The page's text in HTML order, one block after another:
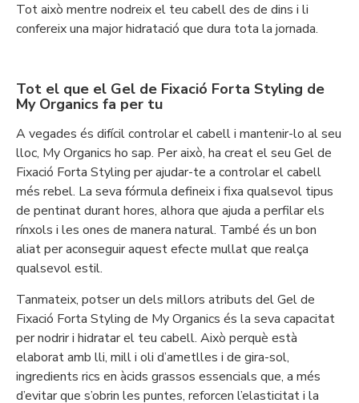
Tot això mentre nodreix el teu cabell des de dins i li
confereix una major hidratació que dura tota la jornada.
Tot el que el Gel de Fixació Forta Styling de
My Organics fa per tu
A vegades és difícil controlar el cabell i mantenir-lo al seu
lloc, My Organics ho sap. Per això, ha creat el seu Gel de
Fixació Forta Styling per ajudar-te a controlar el cabell
més rebel. La seva fórmula defineix i fixa qualsevol tipus
de pentinat durant hores, alhora que ajuda a perfilar els
rínxols i les ones de manera natural. També és un bon
aliat per aconseguir aquest efecte mullat que realça
qualsevol estil.
Tanmateix, potser un dels millors atributs del Gel de
Fixació Forta Styling de My Organics és la seva capacitat
per nodrir i hidratar el teu cabell. Això perquè està
elaborat amb lli, mill i oli d’ametlles i de gira-sol,
ingredients rics en àcids grassos essencials que, a més
d’evitar que s’obrin les puntes, reforcen l’elasticitat i la